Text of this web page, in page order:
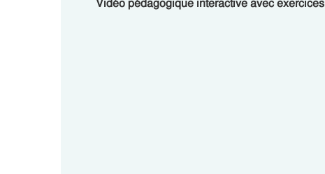
Vidéo pédagogique interactive avec exercices